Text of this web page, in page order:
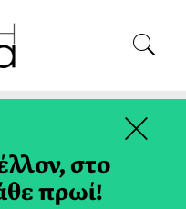
ΤΑΞΙΔΙ
στο
πρωί!
×